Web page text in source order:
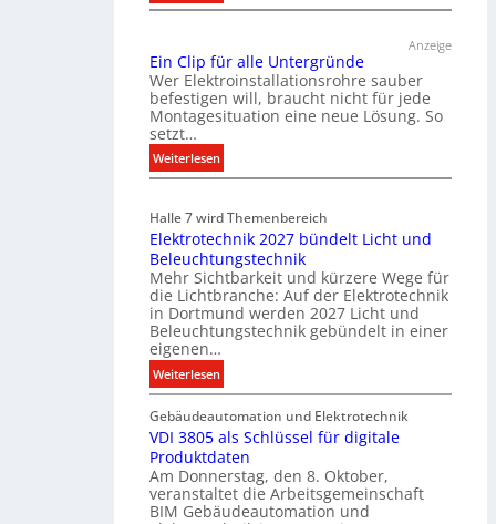
T
r
k
o
m
u
n
k
a
t
i
o
n
t
S
y
s
t
e
m
Anzeige
Ein Clip für alle Untergründe
Wer Elektroinstallationsrohre sauber
befestigen will, braucht nicht für jede
Montagesituation eine neue Lösung. So
setzt…
Weiterlesen:
E
n
C
l
i
p
f
a
l
e
U
n
t
Halle 7 wird Themenbereich
Elektrotechnik 2027 bündelt Licht und
Beleuchtungstechnik
Mehr Sichtbarkeit und kürzere Wege für
die Lichtbranche: Auf der Elektrotechnik
in Dortmund werden 2027 Licht und
Beleuchtungstechnik gebündelt in einer
eigenen…
Weiterlesen:
E
l
e
k
t
r
o
Gebäudeautomation und Elektrotechnik
VDI 3805 als Schlüssel für digitale
Produktdaten
Am Donnerstag, den 8. Oktober,
veranstaltet die Arbeitsgemeinschaft
BIM Gebäudeautomation und